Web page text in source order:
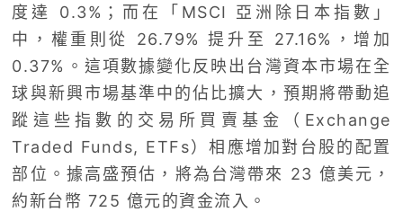
度達 0.3%；而在「MSCI 亞洲除日本指數」
中，權重則從 26.79% 提升至 27.16%，增加
0.37%。這項數據變化反映出台灣資本市場在全
球與新興市場基準中的佔比擴大，預期將帶動追
蹤這些指數的交易所買賣基金（Exchange
Traded Funds, ETFs）相應增加對台股的配置
部位。據高盛預估，將為台灣帶來 23 億美元，
約新台幣 725 億元的資金流入。